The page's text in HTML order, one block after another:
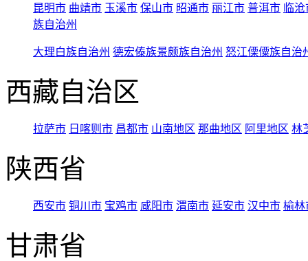
昆明市 曲靖市 玉溪市 保山市 昭通市 丽江市 普洱市 临
族自治州
大理白族自治州 德宏傣族景颇族自治州 怒江傈僳族自治
西藏自治区
拉萨市 日喀则市 昌都市 山南地区 那曲地区 阿里地区 林
陕西省
西安市 铜川市 宝鸡市 咸阳市 渭南市 延安市 汉中市 榆林
甘肃省